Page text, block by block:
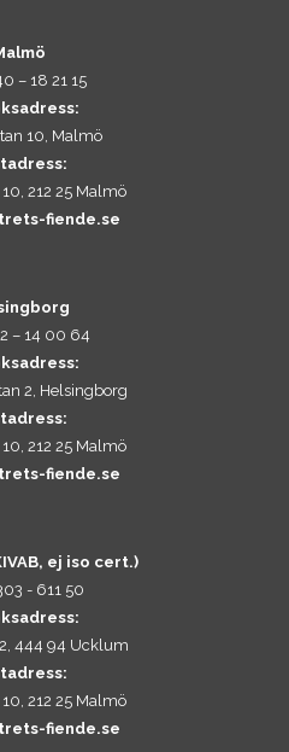
– 18 21 15
10, Malmö
212 25 Malmö
fiende.se
– 14 00 64
2, Helsingborg
212 25 Malmö
fiende.se
ej iso cert.)
- 611 50
444 94 Ucklum
212 25 Malmö
fiende.se